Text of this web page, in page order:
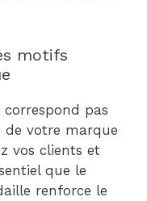
motifs
pas
de votre marque
vos clients et
que le
renforce le